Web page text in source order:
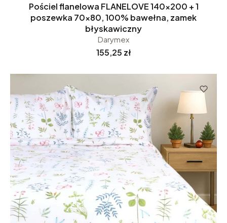
Pościel flanelowa FLANELOVE 140x200 + 1
poszewka 70x80, 100% bawełna, zamek
błyskawiczny
Darymex
Cena
155,25 zł